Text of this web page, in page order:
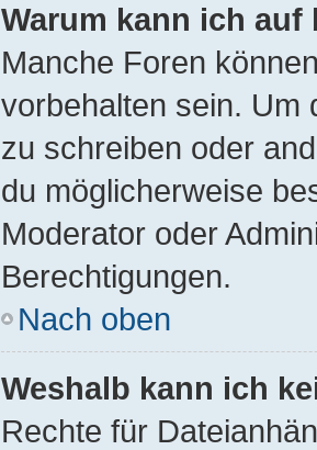
Warum kann ich
Manche Foren
vorbehalten sein. Um
zu schreiben oder
du möglicherweise
Moderator oder
Berechtigungen.
Nach oben
Weshalb kann ich
Rechte für